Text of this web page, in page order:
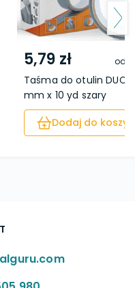
5,79 zł od
Taśma do otulin
mm x 10 yd szary
Dodaj do